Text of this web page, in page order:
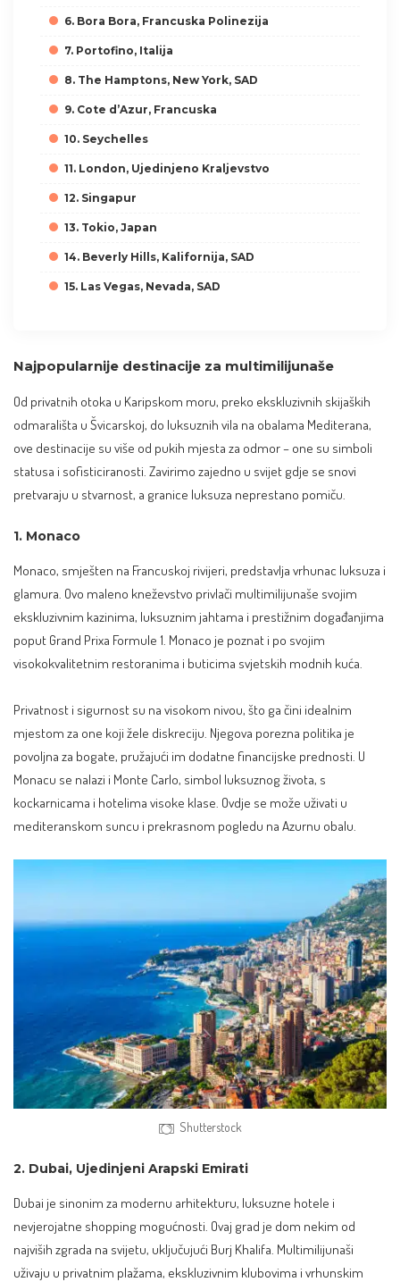
6. Bora Bora, Francuska Polinezija
7. Portofino, Italija
8. The Hamptons, New York, SAD
9. Cote d’Azur, Francuska
10. Seychelles
11. London, Ujedinjeno Kraljevstvo
12. Singapur
13. Tokio, Japan
14. Beverly Hills, Kalifornija, SAD
15. Las Vegas, Nevada, SAD
Najpopularnije destinacije za multimilijunaše
Od privatnih otoka u Karipskom moru, preko ekskluzivnih skijaških
odmarališta u Švicarskoj, do luksuznih vila na obalama Mediterana,
ove destinacije su više od pukih mjesta za odmor – one su simboli
statusa i sofisticiranosti. Zavirimo zajedno u svijet gdje se snovi
pretvaraju u stvarnost, a granice luksuza neprestano pomiču.
1. Monaco
Monaco, smješten na Francuskoj rivijeri, predstavlja vrhunac luksuza i
glamura. Ovo maleno kneževstvo privlači multimilijunaše svojim
ekskluzivnim kazinima, luksuznim jahtama i prestižnim događanjima
poput Grand Prixa Formule 1. Monaco je poznat i po svojim
visokokvalitetnim restoranima i buticima svjetskih modnih kuća.
Privatnost i sigurnost su na visokom nivou, što ga čini idealnim
mjestom za one koji žele diskreciju. Njegova porezna politika je
povoljna za bogate, pružajući im dodatne financijske prednosti. U
Monacu se nalazi i Monte Carlo, simbol luksuznog života, s
kockarnicama i hotelima visoke klase. Ovdje se može uživati u
mediteranskom suncu i prekrasnom pogledu na Azurnu obalu.
Shutterstock
2. Dubai, Ujedinjeni Arapski Emirati
Dubai je sinonim za modernu arhitekturu, luksuzne hotele i
nevjerojatne shopping mogućnosti. Ovaj grad je dom nekim od
najviših zgrada na svijetu, uključujući Burj Khalifa. Multimilijunaši
uživaju u privatnim plažama, ekskluzivnim klubovima i vrhunskim